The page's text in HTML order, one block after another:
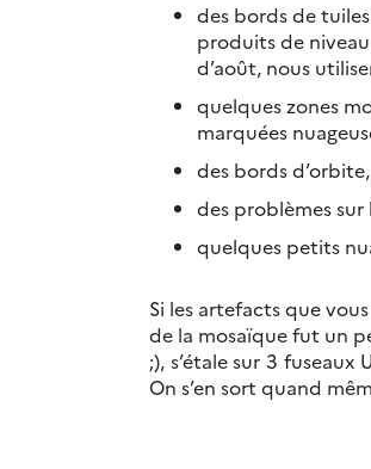
des bords de
produits de
d’août, nous
quelques zones
marquées
des bords
des problèmes sur
quelques petits
Si les artefacts que
de la mosaïque fut un
;), s’étale sur 3
On s’en sort quand